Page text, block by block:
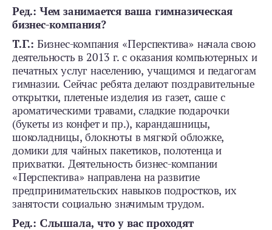
Ред.: Чем занимается ваша гимназическая
бизнес-­компания?
Т.Г.: Бизнес-­компания «Перспектива» начала свою
деятельность в 2013 г. с оказания компьютерных и
печатных услуг населению, учащимся и педагогам
гимназии. Сейчас ребята делают поздравительные
открытки, плетеные изделия из газет, саше с
ароматическими травами, сладкие подарочки
(букеты из конфет и пр.), карандашницы,
шоколадницы, блокноты в мягкой обложке,
домики для чайных пакетиков, полотенца и
прихватки. Деятельность бизнес-­компании
«Перспектива» направлена на развитие
предпринимательских навыков подростков, их
занятости социально значимым трудом.
Ред.: Слышала, что у вас проходят